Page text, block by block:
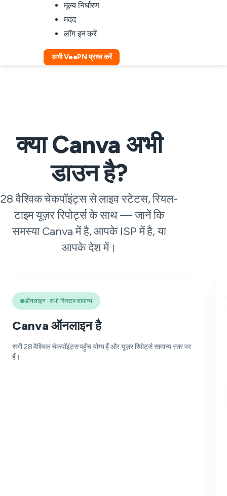
मूल्य निर्धारण
मदद
लॉग इन करें
अभी VeePN प्राप्त करें
क्या Canva अभी
डाउन है?
28 वैश्विक चेकपॉइंट्स से लाइव स्टेटस, रियल-
टाइम यूज़र रिपोर्ट्स के साथ — जानें कि
समस्या Canva में है, आपके ISP में है, या
आपके देश में।
ऑनलाइन · सभी सिस्टम सामान्य
Canva ऑनलाइन है
सभी 28 वैश्विक चेकपॉइंट्स पहुँच योग्य हैं और यूज़र रिपोर्ट्स सामान्य स्तर पर
हैं।